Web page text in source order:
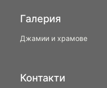
Галерия
Джамии и храмове
Контакти